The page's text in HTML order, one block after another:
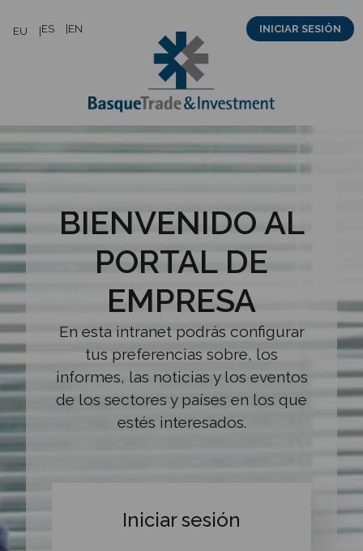
EU ES EN INICIAR SESIÓN
BIENVENIDO AL
PORTAL DE
EMPRESA
En esta intranet podrás configurar
tus preferencias sobre, los
informes, las noticias y los eventos
de los sectores y países en los que
estés interesados.
Iniciar sesión